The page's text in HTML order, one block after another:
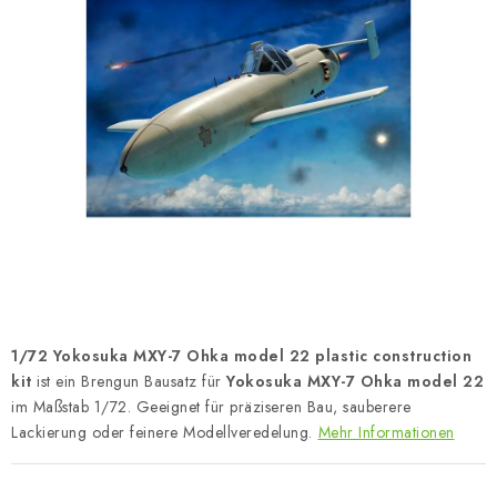
PLASTIKMODELLE
ZUBEHÖR
FARBEN & WERKZEUGE
PUBLIKATIONEN
VERKAUFTE MARKEN
Über uns Meine Bestellung
Kontakte
1/72 Yokosuka MXY-7 Ohka model 22 plastic construction
kit ist ein Brengun Bausatz für Yokosuka MXY-7 Ohka model 22
im Maßstab 1/72. Geeignet für präziseren Bau, sauberere
Lackierung oder feinere Modellveredelung. Mehr Informationen